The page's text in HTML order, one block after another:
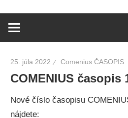
25. júla 2022 Comenius ČASOPIS
COMENIUS časopis
Nové číslo časopisu
nájdete: